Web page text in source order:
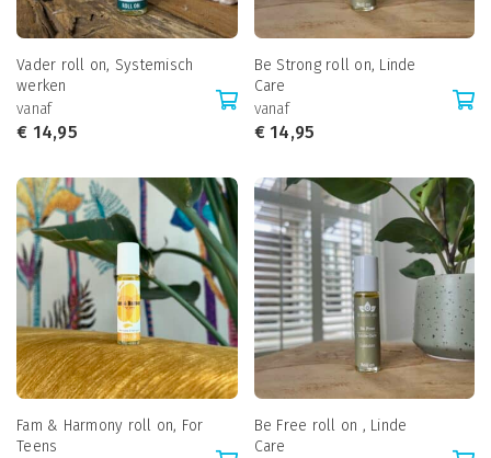
Vader roll on, Systemisch
werken
vanaf
€ 14,95
Be Strong roll on, Linde
Care
vanaf
€14,95
Fam & Harmony roll on, For
Teens
Be Free roll on , Linde
Care